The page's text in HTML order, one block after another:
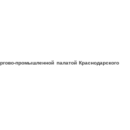
промышленной палатой Краснодарского